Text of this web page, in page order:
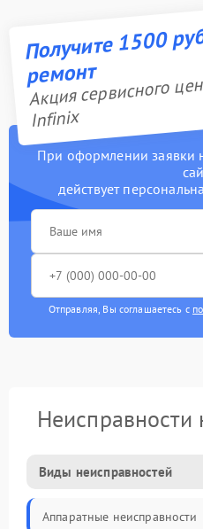
Получите 1500
ремонт
Акция сервисного
Infinix
При оформлении заявки
действует
Отправляя, Вы соглашаетесь с
Неисправности
Виды неисправностей
Аппаратные неисправности